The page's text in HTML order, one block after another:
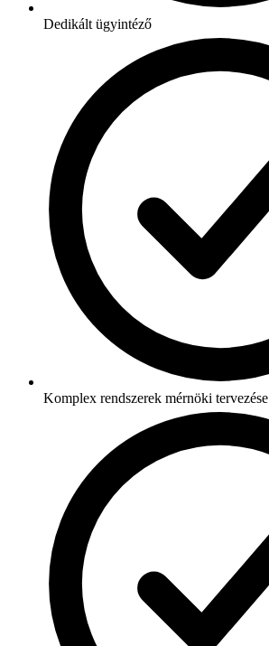
Dedikált ügyintéző
Komplex rendszerek mérnöki tervezése